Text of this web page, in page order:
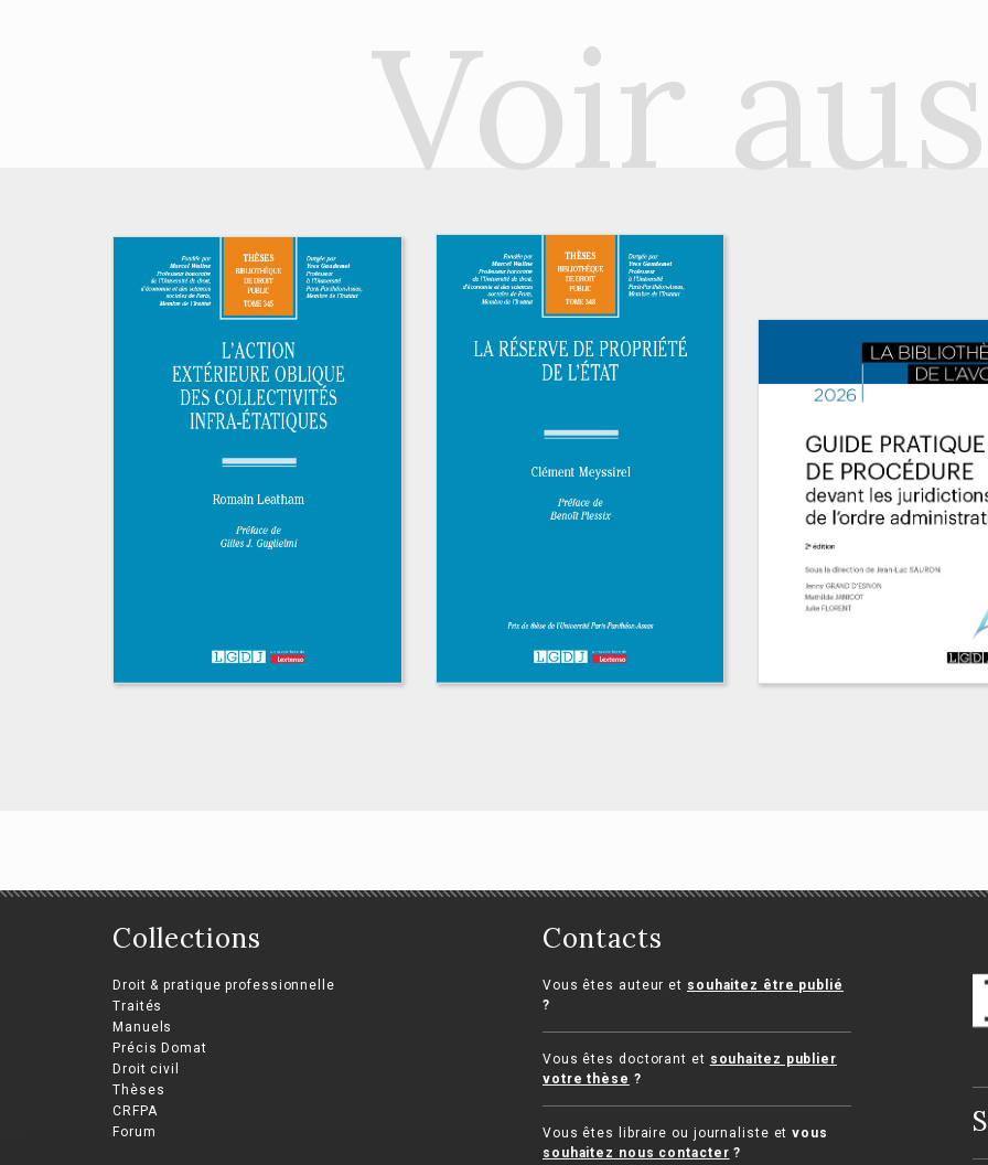
Voir
L’action extérieure
oblique des
collectivités infra-
étatiques
Romain Leatham
La réserve de
propriété de l’État
Collections
Droit & pratique professionnelle
Traités
Manuels
Précis Domat
Droit civil
Thèses
CRFPA
Forum
Contacts
Vous êtes auteur et souhaitez être publié
?
Vous êtes doctorant et souhaitez publier
votre thèse ?
Vous êtes libraire ou journaliste etvous
souhaitez nous contacter ?